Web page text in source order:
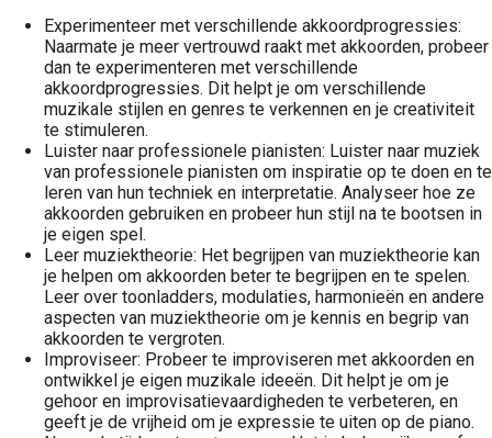
Experimenteer met verschillende akkoordprogressies:
Naarmate je meer vertrouwd raakt met akkoorden, probeer
dan te experimenteren met verschillende
akkoordprogressies. Dit helpt je om verschillende
muzikale stijlen en genres te verkennen en je creativiteit
te stimuleren.
Luister naar professionele pianisten: Luister naar muziek
van professionele pianisten om inspiratie op te doen en te
leren van hun techniek en interpretatie. Analyseer hoe ze
akkoorden gebruiken en probeer hun stijl na te bootsen in
je eigen spel.
Leer muziektheorie: Het begrijpen van muziektheorie kan
je helpen om akkoorden beter te begrijpen en te spelen.
Leer over toonladders, modulaties, harmonieën en andere
aspecten van muziektheorie om je kennis en begrip van
akkoorden te vergroten.
Improviseer: Probeer te improviseren met akkoorden en
ontwikkel je eigen muzikale ideeën. Dit helpt je om je
gehoor en improvisatievaardigheden te verbeteren, en
geeft je de vrijheid om je expressie te uiten op de piano.